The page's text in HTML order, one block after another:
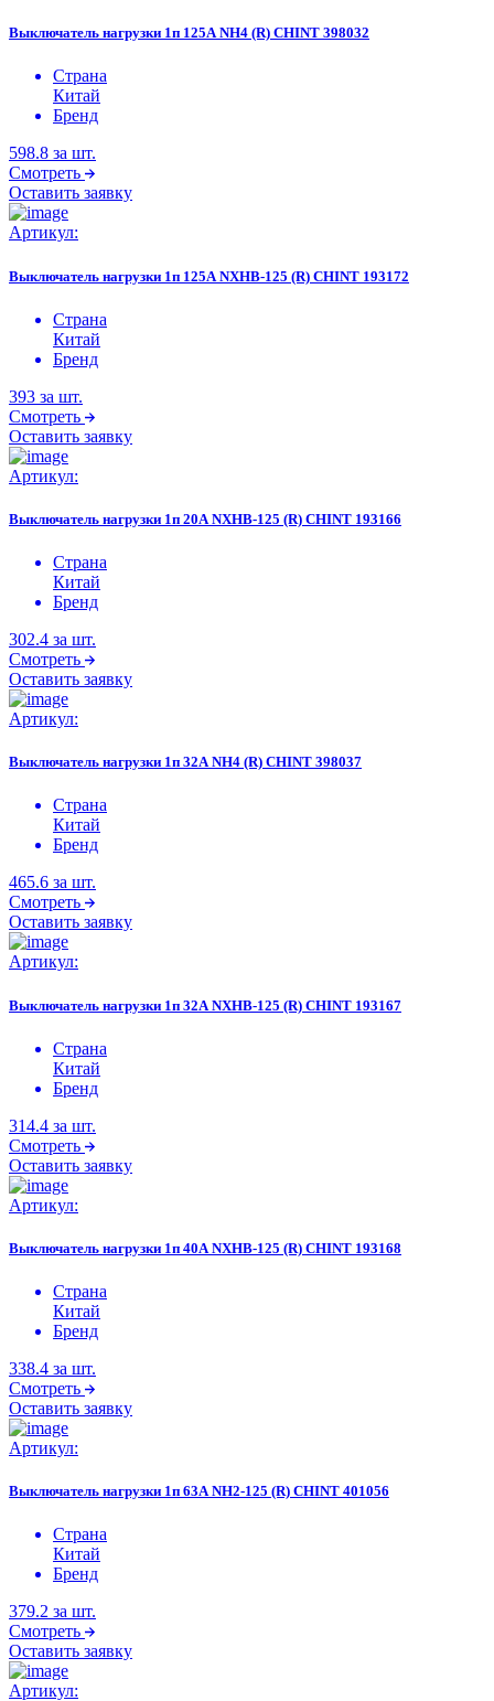
Выключатель нагрузки 1п 125А NH4 (R) CHINT 398032
Страна
Китай
Бренд
598.8 за шт.
Смотреть
Оставить заявку
Артикул:
Выключатель нагрузки 1п 125А NXHB-125 (R) CHINT 193172
Страна
Китай
Бренд
393 за шт.
Смотреть
Оставить заявку
Артикул:
Выключатель нагрузки 1п 20А NXHB-125 (R) CHINT 193166
Страна
Китай
Бренд
302.4 за шт.
Смотреть
Оставить заявку
Артикул:
Выключатель нагрузки 1п 32А NH4 (R) CHINT 398037
Страна
Китай
Бренд
465.6 за шт.
Смотреть
Оставить заявку
Артикул:
Выключатель нагрузки 1п 32А NXHB-125 (R) CHINT 193167
Страна
Китай
Бренд
314.4 за шт.
Смотреть
Оставить заявку
Артикул:
Выключатель нагрузки 1п 40А NXHB-125 (R) CHINT 193168
Страна
Китай
Бренд
338.4 за шт.
Смотреть
Оставить заявку
Артикул:
Выключатель нагрузки 1п 63А NH2-125 (R) CHINT 401056
Страна
Китай
Бренд
379.2 за шт.
Смотреть
Оставить заявку
Артикул: